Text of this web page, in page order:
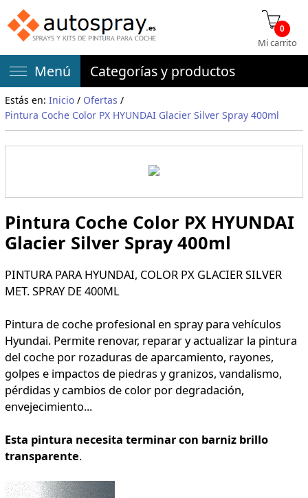
0
Mi carrito
Menú Categorías y productos
Estás en: Inicio/ Ofertas /
Pintura Coche Color PX HYUNDAI Glacier Silver Spray 400ml
Pintura Coche Color PX HYUNDAI
Glacier Silver Spray 400ml
PINTURA PARA HYUNDAI, COLOR PX GLACIER SILVER
MET. SPRAY DE 400ML
Pintura de coche profesional en spray para vehículos
Hyundai. Permite renovar, reparar y actualizar la pintura
del coche por rozaduras de aparcamiento, rayones,
golpes e impactos de piedras y granizos, vandalismo,
pérdidas y cambios de color por degradación,
envejecimiento...
Esta pintura necesita terminar con barniz brillo
transparente.